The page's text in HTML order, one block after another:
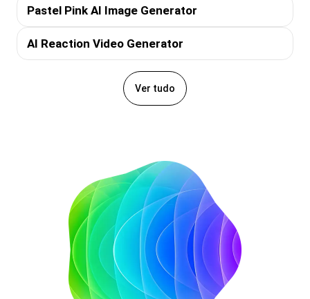
Pastel Pink AI Image Generator
AI Reaction Video Generator
Ver tudo